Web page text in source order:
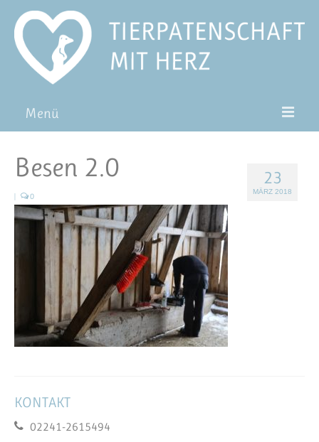
Menü
Pat*in werden
Patenschaft verschenken
FAQ
23
MÄRZ 2018
Besen 2.0
| 0
KONTAKT
02241-2615494